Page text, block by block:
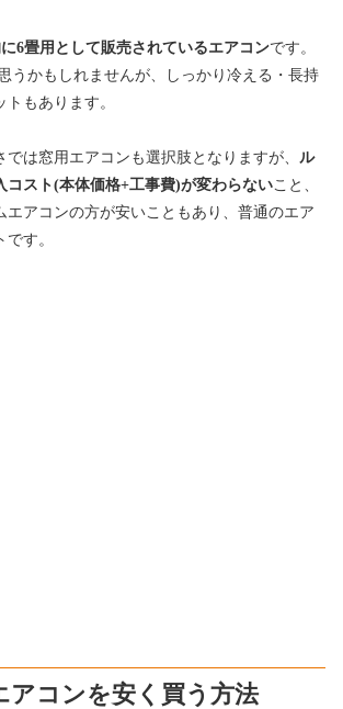
6畳用として販売されているエアコンです。
うかもしれませんが、しっかり冷える・長持
もあります。
では窓用エアコンも選択肢となりますが、 ル
コスト(本体価格+工事費)が変わらないこと、
エアコンの方が安いこともあり、普通のエア
す。
アコンを安く買う方法